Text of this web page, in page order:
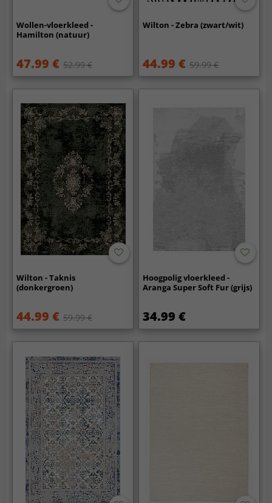
Wollen-vloerkleed -
Hamilton (natuur)
47.99 € 52.99 €
Wilton - Zebra (zwart/wit)
44.99 € 59.99 €
Wilton - Taknis
(donkergroen)
44.99 € 59.99 €
Hoogpolig vloerkleed -
Aranga Super Soft Fur (grijs)
34.99 €